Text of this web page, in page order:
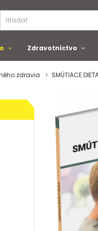
Zdravotníctvo
zdravia SMÚTIACE